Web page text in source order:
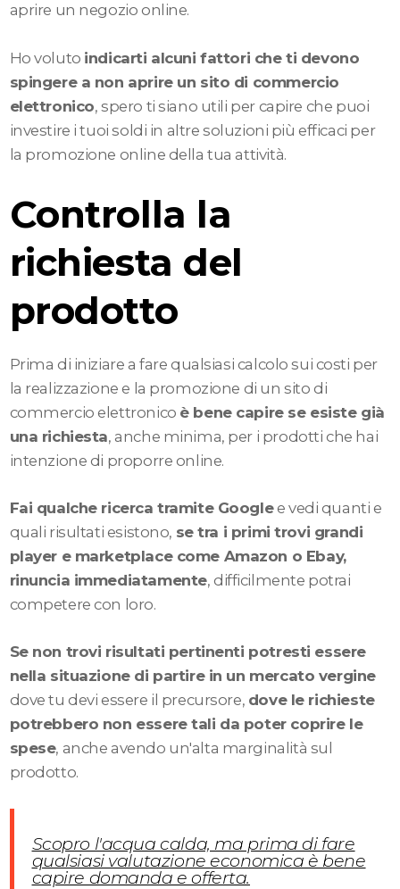
aprire un negozio online.
Ho voluto indicarti alcuni fattori che ti devono
spingere a non aprire un sito di commercio
elettronico, spero ti siano utili per capire che puoi
investire i tuoi soldi in altre soluzioni più efficaci per
la promozione online della tua attività.
Controlla la
richiesta del
prodotto
Prima di iniziare a fare qualsiasi calcolo sui costi per
la realizzazione e la promozione di un sito di
commercio elettronico è bene capire se esiste già
una richiesta, anche minima, per i prodotti che hai
intenzione di proporre online.
Fai qualche ricerca tramite Googlee vedi quanti e
quali risultati esistono, se tra i primi trovi grandi
player e marketplace come Amazon o Ebay,
rinuncia immediatamente, difficilmente potrai
competere con loro.
Se non trovi risultati pertinenti potresti essere
nella situazione di partire in un mercato vergine
dove tu devi essere il precursore, dove le richieste
potrebbero non essere tali da poter coprire le
spese, anche avendo un'alta marginalità sul
prodotto.
Scopro l'acqua calda, ma prima di fare
qualsiasi valutazione economica è bene
capire domanda e offerta.